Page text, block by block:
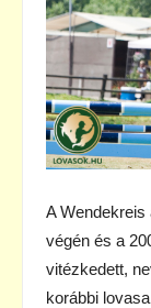
A Wendekreis
végén és a
vitézkedett,
korábbi